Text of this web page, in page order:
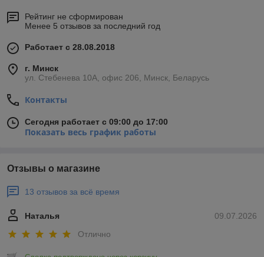
Рейтинг не сформирован
Менее 5 отзывов за последний год
Работает с 28.08.2018
г. Минск
ул. Стебенева 10А, офис 206, Минск, Беларусь
Контакты
Сегодня работает с 09:00 до 17:00
Показать весь график работы
Отзывы о магазине
13 отзывов за всё время
09.07.2026
Наталья
Отлично